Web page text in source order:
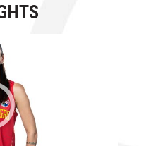
Milica Jovanovic firmó en
y promedió 3.1 puntos y
Milica Jovanovic en la
filas del Umbertide
y 1.5 robos en 14
en la